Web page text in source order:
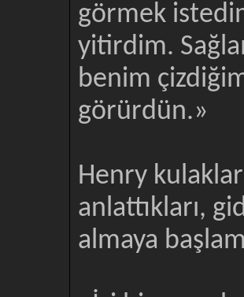
görmek
yitirdim.
benim
görürdün.»
Henry
anlattıkları,
almaya